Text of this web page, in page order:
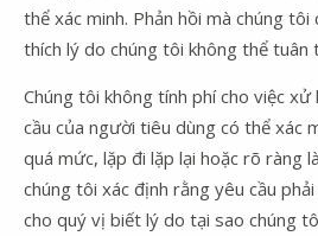
thể xác minh. Phản hồi mà chúng tôi
thích lý do chúng tôi không thể tuân
Chúng tôi không tính phí cho việc xử
cầu của người tiêu dùng có thể xác
quá mức, lặp đi lặp lại hoặc rõ ràng
chúng tôi xác định rằng yêu cầu
cho quý vị biết lý do tại sao chúng